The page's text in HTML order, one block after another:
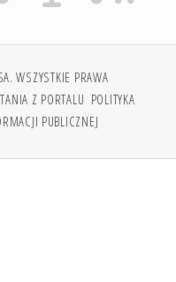
WSZYSTKIE PRAWA
Z PORTALU POLITYKA
PUBLICZNEJ